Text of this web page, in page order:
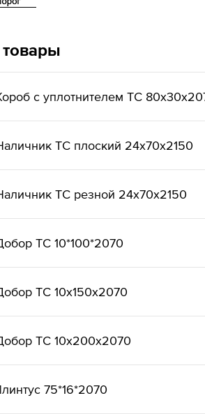
с уплотнителем ТС
ТС плоский 24х70х2150
ТС резной 24х70х2150
ТС 10*100*2070
ТС 10х150х2070
ТС 10х200х2070
75*16*2070